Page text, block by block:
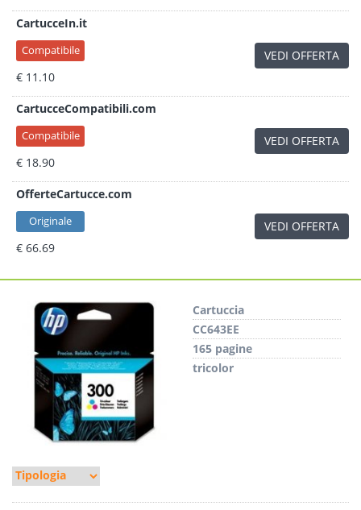
CartucceIn.it
Compatibile
€ 11.10
VEDI OFFERTA
CartucceCompatibili.com
Compatibile
€ 18.90
VEDI OFFERTA
OfferteCartucce.com
Originale
€ 66.69
VEDI OFFERTA
Cartuccia
CC643EE
165 pagine
tricolor